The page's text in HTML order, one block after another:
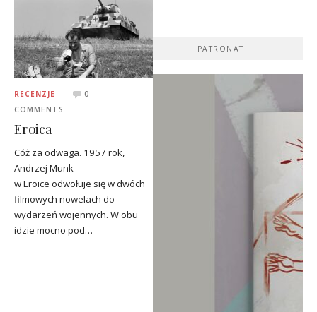
RECENZJE
0
COMMENTS
Eroica
Cóż za odwaga. 1957 rok,
Andrzej Munk
w Eroice odwołuje się w dwóch
filmowych nowelach do
wydarzeń wojennych. W obu
idzie mocno pod…
PATRONAT